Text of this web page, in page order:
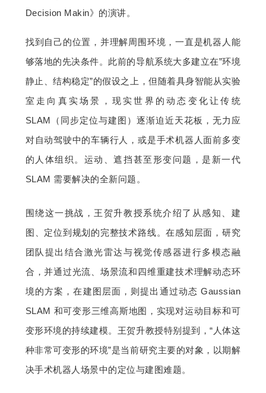
课
动
中
心
专
搞
机
Decision Makin》的演讲。
找到自己的位置，并理解周围环境，一直是机器人能
够落地的先决条件。此前的导航系统大多建立在”环境
静止、结构稳定”的假设之上，但随着具身智能从实验
室走向真实场景，现实世界的动态变化让传统
SLAM（同步定位与建图）逐渐迫近天花板，无力应
对自动驾驶中的车辆行人，或是手术机器人面前多变
的人体组织。运动、遮挡甚至形变问题，是新一代
SLAM 需要解决的全新问题。
围绕这一挑战，王贺升教授系统介绍了从感知、建
图、定位到规划的完整技术路线。在感知层面，研究
团队提出结合激光雷达与视觉传感器进行多模态融
合，并通过光流、场景流和四维重建技术理解动态环
境的方案，在建图层面，则提出通过动态 Gaussian
SLAM 和可变形三维高斯地图，实现对运动目标和可
变形环境的持续建模。王贺升教授特别提到，“人体这
种非常可变形的环境”是当前研究主要的对象，以期解
决手术机器人场景中的定位与建图难题。